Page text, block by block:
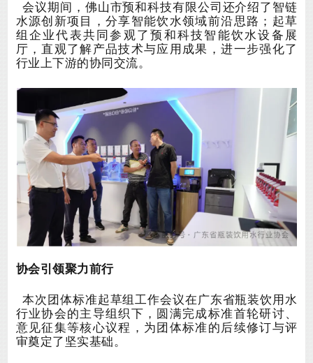
会议期间， 佛山市预和科技有限公司 还介绍了智链
水源创新项目，分享智能饮水领域前沿思路； 起草
组 企业代表共同参观了预和科技 智能饮水设备展
厅，直观了解产品技术与应用成果，进一步强化了
行业上下游的协同交流。
协会引领聚力前行
本次 团体标准起草组工作会议在广东省瓶装饮用水
行业协会的主导组织下，圆满完成标准首轮研讨、
意见征集等核心议程，为 团体标准的后续修订与评
审奠定了坚实基础。